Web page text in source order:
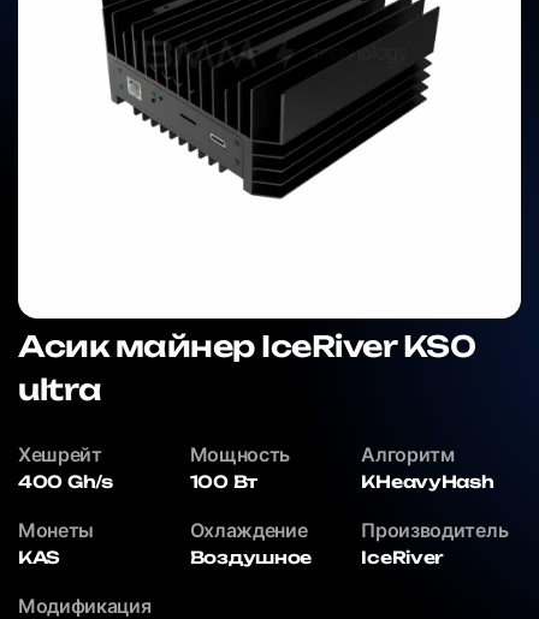
Асик майнер IceRiver KS0
ultra
Хешрейт
400 Gh/s
Мощность
100 Вт
Алгоритм
KHeavyHash
Монеты
KAS
Охлаждение
Воздушное
Производитель
IceRiver
Модификация